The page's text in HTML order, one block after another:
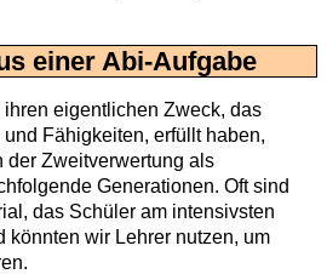
einer Abi-Aufgabe
eigentlichen Zweck, das
Fähigkeiten, erfüllt haben,
Zweitverwertung als
Generationen. Oft sind
das Schüler am intensivsten
könnten wir Lehrer nutzen, um